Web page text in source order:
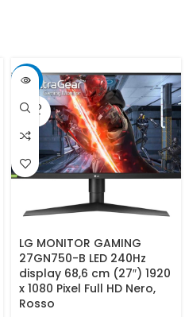
-21%
SOLD
OUT
LG MONITOR GAMING
27GN750-B LED 240Hz
display 68,6 cm (27″) 1920
x 1080 Pixel Full HD Nero,
Rosso